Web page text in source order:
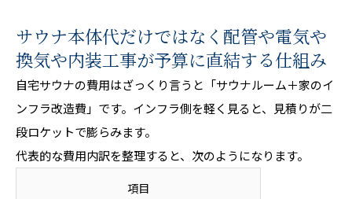
サウナ本体代だけではなく配管や電気や
換気や内装工事が予算に直結する仕組み
自宅サウナの費用はざっくり言うと「サウナルーム＋家のイ
ンフラ改造費」です。インフラ側を軽く見ると、見積りが二
段ロケットで膨らみます。
代表的な費用内訳を整理すると、次のようになります。
項目